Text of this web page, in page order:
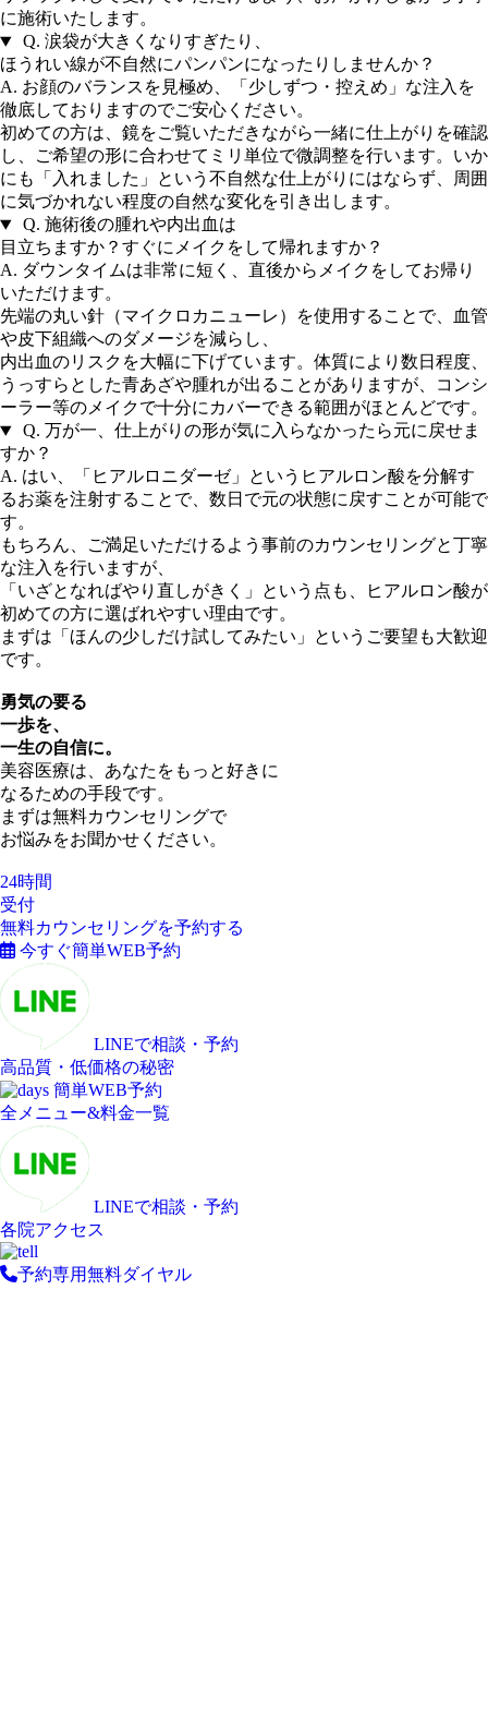
に施術いたします。
Q. 涙袋が大きくなりすぎたり、
ほうれい線が不自然にパンパンになったりしませんか？
A. お顔のバランスを見極め、「少しずつ・控えめ」な注入を
徹底しておりますのでご安心ください。
初めての方は、鏡をご覧いただきながら一緒に仕上がりを確認
し、ご希望の形に合わせてミリ単位で微調整を行います。いか
にも「入れました」という不自然な仕上がりにはならず、周囲
に気づかれない程度の自然な変化を引き出します。
Q. 施術後の腫れや内出血は
目立ちますか？すぐにメイクをして帰れますか？
A. ダウンタイムは非常に短く、直後からメイクをしてお帰り
いただけます。
先端の丸い針（マイクロカニューレ）を使用することで、血管
や皮下組織へのダメージを減らし、
内出血のリスクを大幅に下げています。体質により数日程度、
うっすらとした青あざや腫れが出ることがありますが、コンシ
ーラー等のメイクで十分にカバーできる範囲がほとんどです。
Q. 万が一、仕上がりの形が気に入らなかったら元に戻せま
すか？
A. はい、「ヒアルロニダーゼ」というヒアルロン酸を分解す
るお薬を注射することで、数日で元の状態に戻すことが可能で
す。
もちろん、ご満足いただけるよう事前のカウンセリングと丁寧
な注入を行いますが、
「いざとなればやり直しがきく」という点も、ヒアルロン酸が
初めての方に選ばれやすい理由です。
まずは「ほんの少しだけ試してみたい」というご要望も大歓迎
です。
勇気の要る
一歩を、
一生の自信に。
美容医療は、あなたをもっと好きに
なるための手段です。
まずは無料カウンセリングで
お悩みをお聞かせください。
24時間
受付
無料カウンセリングを予約する
今すぐ簡単WEB予約
LINEで相談・予約
高品質・低価格の秘密
簡単WEB予約
全メニュー&料金一覧
LINEで相談・予約
各院アクセス
予約専用無料ダイヤル